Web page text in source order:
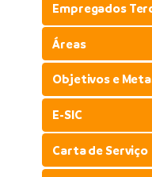
Empregados
Áreas
Objetivos e
E-SIC
Carta de Serviço